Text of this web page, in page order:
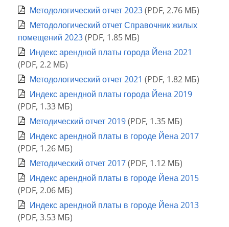
Методологический отчет 2023(PDF, 2.76 МБ)
Методологический отчет Справочник жилых
помещений 2023(PDF, 1.85 МБ)
Индекс арендной платы города Йена 2021
(PDF, 2.2 МБ)
Методологический отчет 2021 (PDF, 1.82 МБ)
Индекс арендной платы города Йена 2019
(PDF, 1.33 МБ)
Методический отчет 2019(PDF, 1.35 МБ)
Индекс арендной платы в городе Йена 2017
(PDF, 1.26 МБ)
Методический отчет 2017(PDF, 1.12 МБ)
Индекс арендной платы в городе Йена 2015
(PDF, 2.06 МБ)
Индекс арендной платы в городе Йена 2013
(PDF, 3.53 МБ)